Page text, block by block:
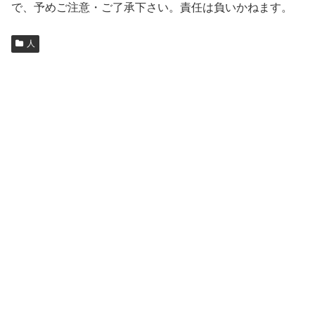
で、予めご注意・ご了承下さい。責任は負いかねます。
人